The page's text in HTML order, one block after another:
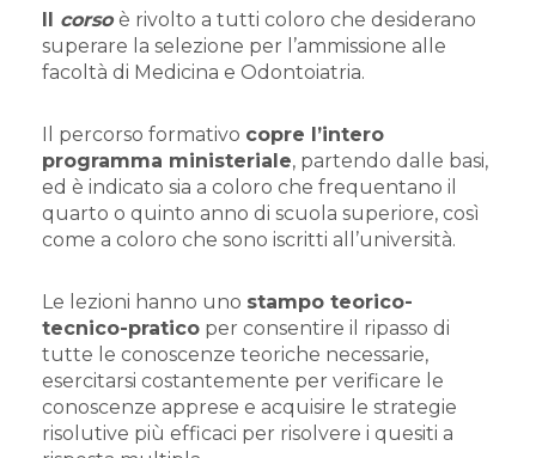
corso è rivolto a tutti coloro che desiderano
superare la selezione per l’ammissione alle
facoltà di Medicina e Odontoiatria.
Il percorso formativo copre l’intero
programma ministeriale, partendo dalle basi,
ed è indicato sia a coloro che frequentano il
quarto o quinto anno di scuola superiore, così
come a coloro che sono iscritti all’università.
Le lezioni hanno uno stampo teorico-
tecnico-pratico per consentire il ripasso di
tutte le conoscenze teoriche necessarie,
esercitarsi costantemente per verificare le
conoscenze apprese e acquisire le strategie
risolutive più efficaci per risolvere i quesiti a